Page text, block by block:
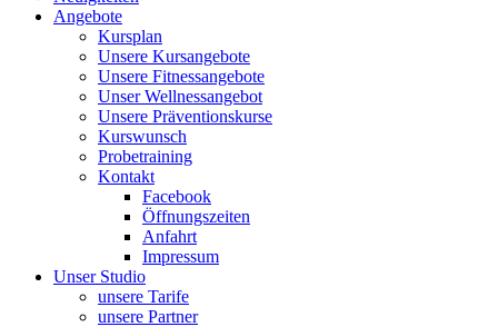
Angebote
Kursplan
Unsere Kursangebote
Unsere Fitnessangebote
Unser Wellnessangebot
Unsere Präventionskurse
Kurswunsch
Probetraining
Kontakt
Facebook
Öffnungszeiten
Anfahrt
Impressum
Unser Studio
unsere Tarife
unsere Partner